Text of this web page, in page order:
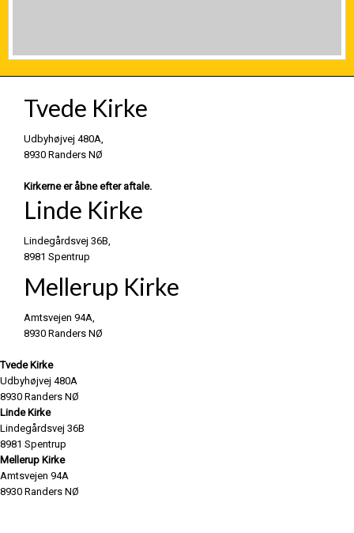
Tvede Kirke
​Udbyhøjvej 480A,
8930 Randers NØ
Kirkerne er åbne efter aftale.
Linde Kirke
​Lindegårdsvej 36B,
8981 Spentrup​
Mellerup Kirke
​Amtsvejen 94A,
8930 Randers NØ
​Tvede Kirke
Udbyhøjvej 480A
8930 Randers NØ
Linde Kirke
Lindegårdsvej 36B
8981 Spentrup
​Mellerup Kirke
Amtsvejen 94A
8930 Randers NØ